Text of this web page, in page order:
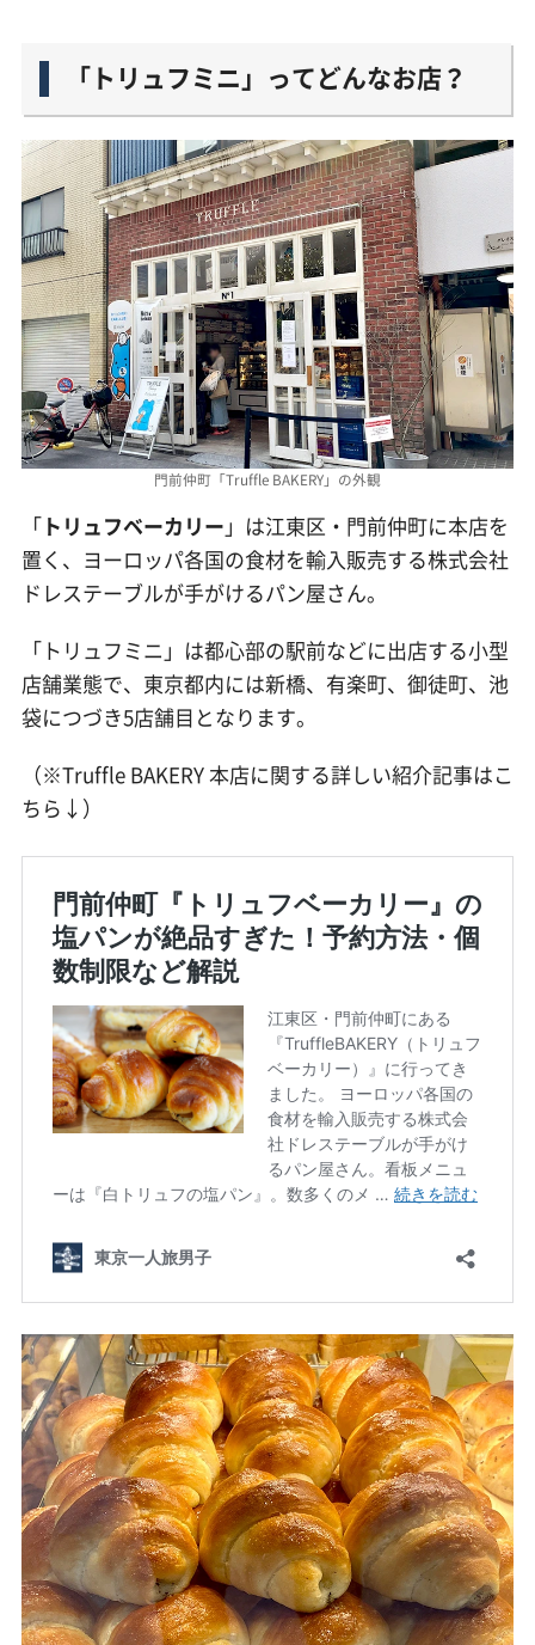
「トリュフミニ」ってどんなお店？
門前仲町「Truffle BAKERY」の外観
「トリュフベーカリー 」は江東区・門前仲町に本店を
置く、ヨーロッパ各国の食材を輸入販売する株式会社
ドレステーブルが手がけるパン屋さん。
「トリュフミニ」は都心部の駅前などに出店する小型
店舗業態で、東京都内には新橋、有楽町、御徒町、池
袋につづき5店舗目となります。
（※Truffle BAKERY 本店に関する詳しい紹介記事はこ
ちら↓）